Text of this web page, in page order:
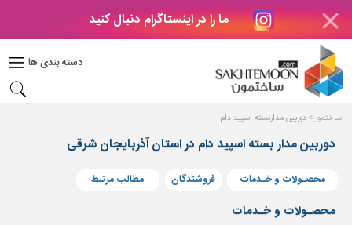
ما را در اینستاگرام دنبال کنید
دسته بندی ها
دکوراسیون
بتن
های
بتنی
و
پنجره
ساختمون دوربین مداربسته اسپید دام
دوربین مدار بسته اسپید دام در استان آذربایجان شرقی
محصـولات و خـدمات فروشندگان مطالب مرتبط
محصـولات و خـدمات